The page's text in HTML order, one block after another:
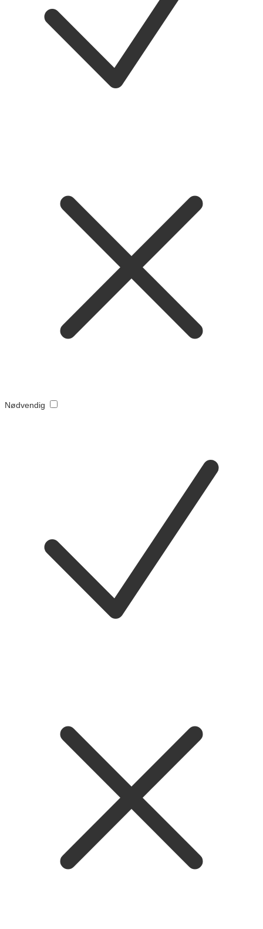
Nødvendig